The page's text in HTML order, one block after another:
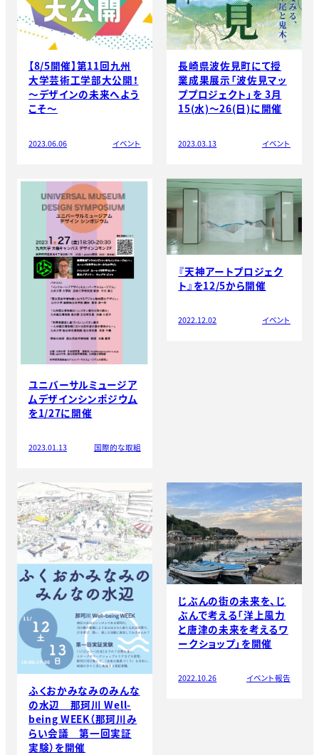
【8/5開催】第11回九州
大学芸術工学部大公開！
～デザインの未来へよう
こそ～
2023.06.06 イベント
長崎県波佐見町にて授
業成果展示「波佐見マッ
ププロジェクト」を 3月
15(水)～26(日)に開催
2023.03.13 イベント
ユニバーサルミュージア
ムデザインシンポジウム
を1/27に開催
2023.01.13 国際的な取組
『天神アートプロジェク
ト』を12/5から開催
2022.12.02 イベント
ふくおかみなみのみんな
の水辺 那珂川 Well-
being WEEK（那珂川み
らい会議 第一回実証
実験）を開催
じぶんの街の未来を、じ
ぶんで考える「洋上風力
と唐津の未来を考えるワ
ークショップ」を開催
2022.10.26 イベント報告